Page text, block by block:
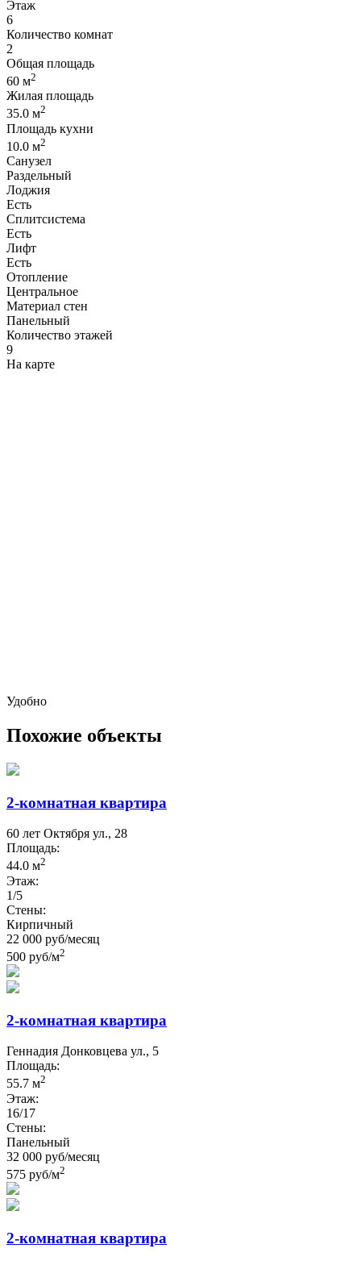
Этаж
6
Количество комнат
2
Общая площадь
60 м2
Жилая площадь
35.0 м2
Площадь кухни
10.0 м2
Санузел
Раздельный
Лоджия
Есть
Сплитсистема
Есть
Лифт
Есть
Отопление
Центральное
Материал стен
Панельный
Количество этажей
9
На карте
Удобно
Похожие объекты
2-комнатная квартира
60 лет Октября ул., 28
Площадь:
44.0 м2
Этаж:
1/5
Стены:
Кирпичный
22 000 руб/месяц
500 руб/м2
2-комнатная квартира
Геннадия Донковцева ул., 5
Площадь:
55.7 м2
Этаж:
16/17
Стены:
Панельный
32 000 руб/месяц
575 руб/м2
2-комнатная квартира